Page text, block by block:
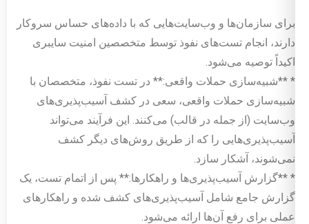
برای سازمان‌ها و وب‌سایت‌هایی که با داده‌های حساس سروکار
دارند، انجام تست‌های نفوذ توسط متخصصین امنیت سایبری
اکیداً توصیه می‌شود.
* **شبیه‌سازی حملات واقعی:** در تست نفوذ، متخصصان با
شبیه‌سازی حملات واقعی، سعی در کشف آسیب‌پذیری‌های
وب‌سایت (از جمله در قالب) می‌کنند. این فرآیند می‌تواند
آسیب‌پذیری‌هایی را که از طریق روش‌های دیگر کشف
نمی‌شوند، آشکار سازد.
* **گزارش آسیب‌پذیری‌ها و راهکارها:** پس از اتمام تست، یک
گزارش جامع شامل آسیب‌پذیری‌های کشف شده و راهکارهای
عملی برای رفع آن‌ها ارائه می‌شود.